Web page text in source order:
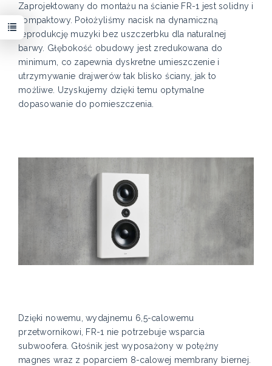
Zaprojektowany do montażu na ścianie FR-1 jest solidny i
kompaktowy. Położyliśmy nacisk na dynamiczną
reprodukcję muzyki bez uszczerbku dla naturalnej
barwy. Głębokość obudowy jest zredukowana do
minimum, co zapewnia dyskretne umieszczenie i
utrzymywanie drajwerów tak blisko ściany, jak to
możliwe. Uzyskujemy dzięki temu optymalne
dopasowanie do pomieszczenia.
Dzięki nowemu, wydajnemu 6,5-calowemu
przetwornikowi, FR-1 nie potrzebuje wsparcia
subwoofera. Głośnik jest wyposażony w potężny
magnes wraz z poparciem 8-calowej membrany biernej.